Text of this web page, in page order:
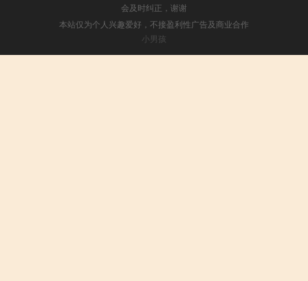
会及时纠正，谢谢
本站仅为个人兴趣爱好，不接盈利性广告及商业合作
小男孩